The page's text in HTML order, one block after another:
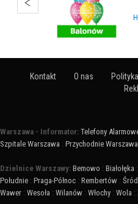
Kontakt O nas
Warszawa - Informator: Telefony
Szpitale Warszawa : Przychodnie Warszawa
Dzielnice Warszawy: Bemowo : Białołęka :
Południe : Praga-Północ : Rembertów :
Wawer : Wesoła : Wilanów : Włochy : Wola :